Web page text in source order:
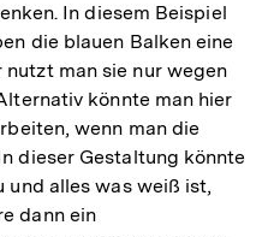
In diesem Beispiel
die blauen Balken eine
man sie nur wegen
könnte man hier
wenn man die
dieser Gestaltung könnte
und alles was weiß ist,
dann ein